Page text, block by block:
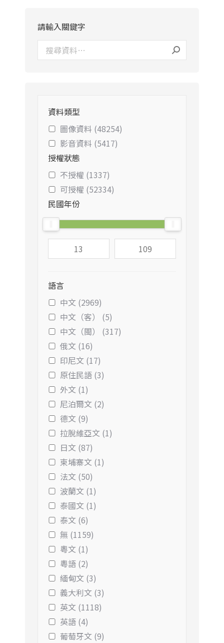
請輸入關鍵字
資料類型
圖像資料 (48254)
影音資料 (5417)
授權狀態
不授權 (1337)
可授權 (52334)
民國年份
語言
中文 (2969)
中文（客） (5)
中文（閩） (317)
俄文 (16)
印尼文 (17)
原住民語 (3)
外文 (1)
尼泊爾文 (2)
德文 (9)
拉脫維亞文 (1)
日文 (87)
柬埔寨文 (1)
法文 (50)
波蘭文 (1)
泰國文 (1)
泰文 (6)
無 (1159)
粵文 (1)
粵語 (2)
緬甸文 (3)
義大利文 (3)
英文 (1118)
英語 (4)
葡萄牙文 (9)